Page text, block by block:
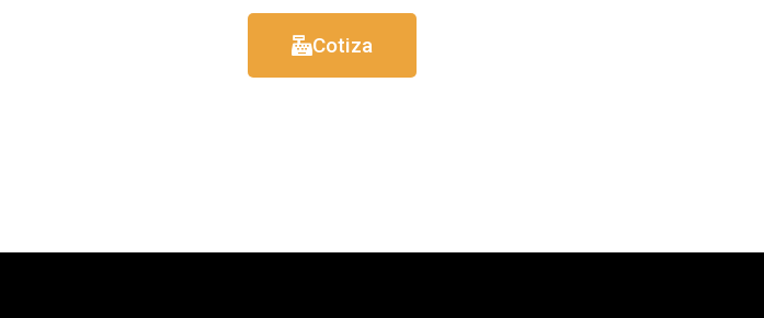
Cotiza